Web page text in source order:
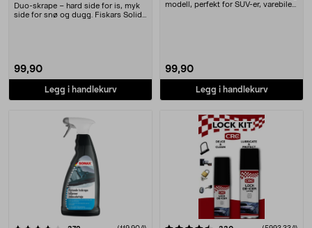
Duo-skrape – hard side for is, myk
side for snø og dugg. Fiskars Solid
99,90
Legg i handlekurv
modell, perfekt for SUV-er, varebiler
99,90
Legg i handlekurv
4.5 av 5 stjerner